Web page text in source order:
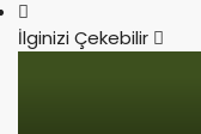
İlginizi Çekebilir